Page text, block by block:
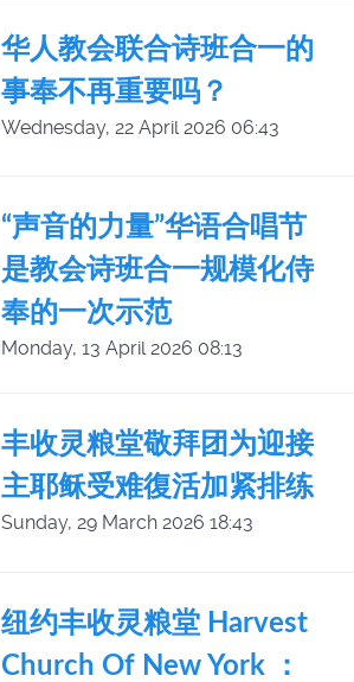
华人教会联合诗班合一的
事奉不再重要吗？
Wednesday, 22 April 2026 06:43
“声音的力量”华语合唱节
是教会诗班合一规模化侍
奉的一次示范
Monday, 13 April 2026 08:13
丰收灵粮堂敬拜团为迎接
主耶稣受难復活加紧排练
Sunday, 29 March 2026 18:43
纽约丰收灵粮堂 Harvest
Church Of New York ：